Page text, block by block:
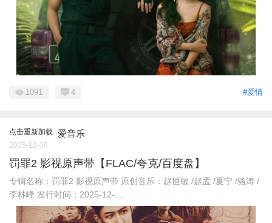
#爱情
1091 4
点击重新加载 爱音乐
2025-12-30
罚罪2 影视原声带【FLAC/夸克/百度盘】
专辑名称：罚罪2 影视原声带 原创音乐：赵恒敏 /赵孟 /夏宁 /骆涛 /
李林峰 发行时间：2025-12- ...